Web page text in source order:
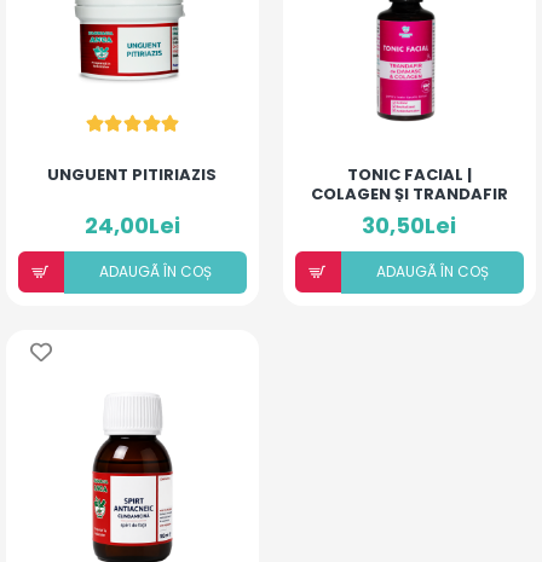
UNGUENT PITIRIAZIS
24,00Lei
ADAUGÃ ÎN COȘ
TONIC FACIAL |
COLAGEN ȘI TRANDAFIR
DE DAMASC
30,50Lei
ADAUGÃ ÎN COȘ